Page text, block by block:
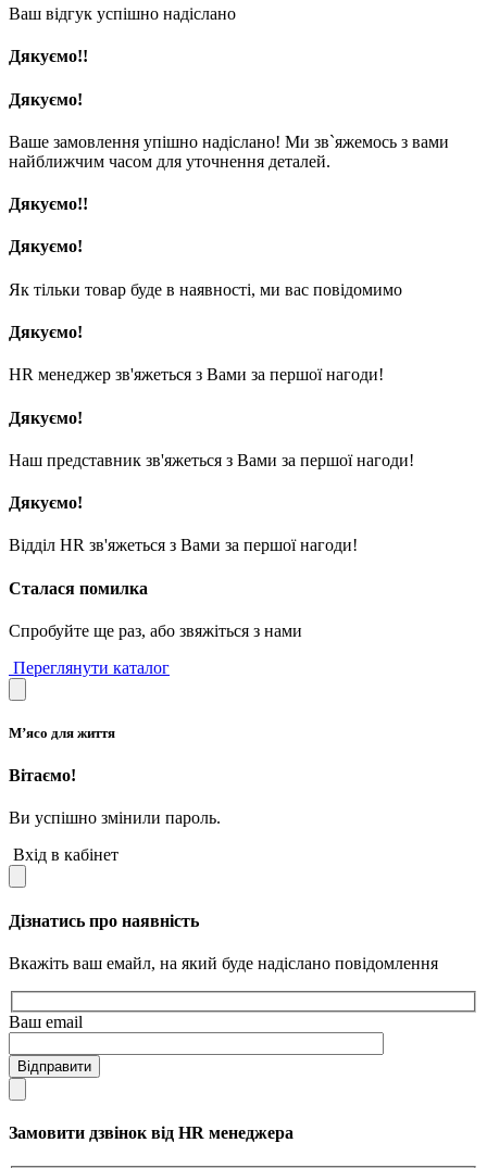
Ваш відгук успішно надіслано
Дякуємо!!
Дякуємо!
Ваше замовлення упішно надіслано! Ми зв`яжемось з вами
найближчим часом для уточнення деталей.
Дякуємо!!
Дякуємо!
Як тільки товар буде в наявності, ми вас повідомимо
Дякуємо!
HR менеджер зв'яжеться з Вами за першої нагоди!
Дякуємо!
Наш представник зв'яжеться з Вами за першої нагоди!
Дякуємо!
Відділ HR зв'яжеться з Вами за першої нагоди!
Сталася помилка
Спробуйте ще раз, або звяжіться з нами
Переглянути каталог
М’ясо для життя
Вітаємо!
Ви успішно змінили пароль.
Вхід в кабінет
Дізнатись про наявність
Вкажіть ваш емайл, на який буде надіслано повідомлення
Ваш email
Відправити
Замовити дзвінок від HR менеджера